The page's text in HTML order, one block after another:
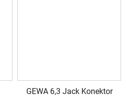
GEWA 6,3 Jack Konektor